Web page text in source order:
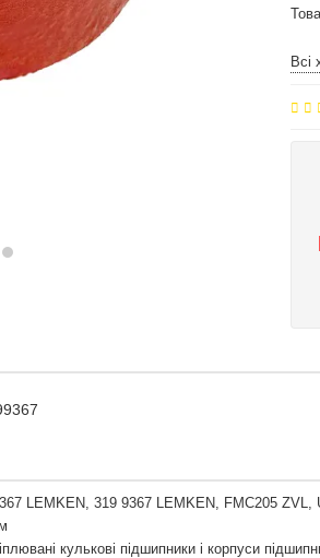
Всі
LEMKEN, 319 9367 LEMKEN, FMC205 ZVL,
кулькові підшипники і корпуси